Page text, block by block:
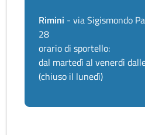
Rimini - via Sigismondo
28
orario di sportello:
dal martedì al venerdì
(chiuso il lunedì)